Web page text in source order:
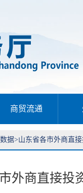
商贸流通
据>山东省各市外商直
外商直接投